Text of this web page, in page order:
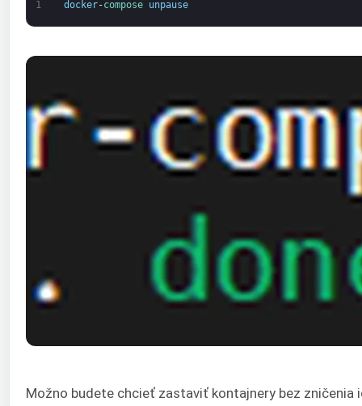
1 docker-compose unpause
Možno budete chcieť zastaviť kontajnery bez zničenia